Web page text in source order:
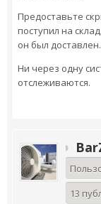
Предоставьте
поступил на
он был доставлен.
Ни через одну
отслеживаются.
13